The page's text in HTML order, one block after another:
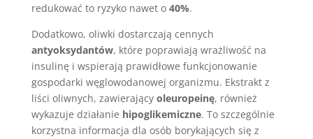
redukować to ryzyko nawet o 40%.
Dodatkowo, oliwki dostarczają cennych
antyoksydantów, które poprawiają wrażliwość na
insulinę i wspierają prawidłowe funkcjonowanie
gospodarki węglowodanowej organizmu. Ekstrakt z
liści oliwnych, zawierający oleuropeinę, również
wykazuje działanie hipoglikemiczne. To szczególnie
korzystna informacja dla osób borykających się z